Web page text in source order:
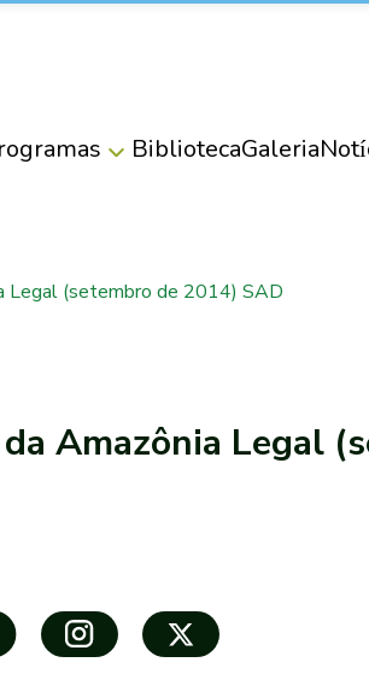
BibliotecaGaleria
Legal (setembro de 2014) SAD
Amazônia Legal